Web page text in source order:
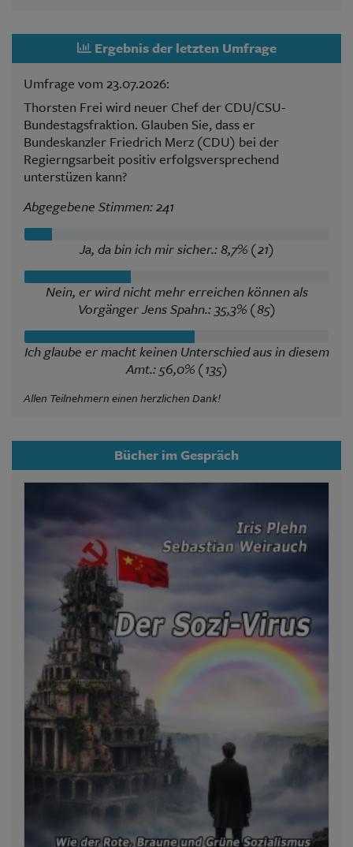
Ergebnis der letzten Umfrage
Umfrage vom 23.07.2026:
Thorsten Frei wird neuer Chef der CDU/CSU-
Bundestagsfraktion. Glauben Sie, dass er
Bundeskanzler Friedrich Merz (CDU) bei der
Regierngsarbeit positiv erfolgsversprechend
unterstüzen kann?
Abgegebene Stimmen: 241
Ja, da bin ich mir sicher.: 8,7% (21)
Nein, er wird nicht mehr erreichen können als
Vorgänger Jens Spahn.: 35,3% (85)
Ich glaube er macht keinen Unterschied aus in diesem
Amt.: 56,0% (135)
Allen Teilnehmern einen herzlichen Dank!
Bücher im Gespräch